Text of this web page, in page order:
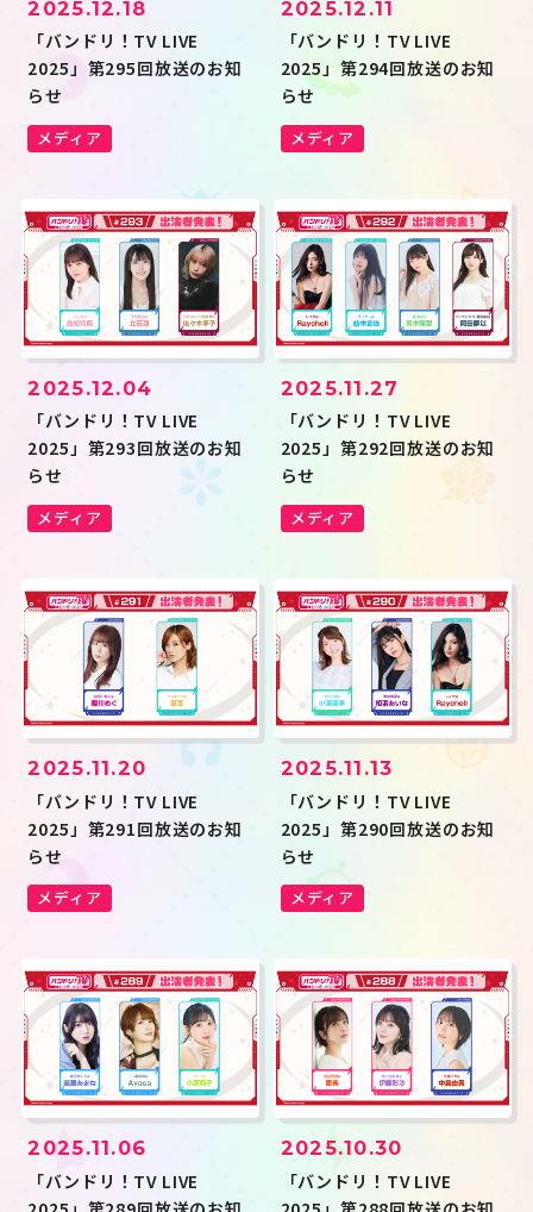
2025.12.18
メディア
「バンドリ！TV LIVE
2025」第295回放送のお知
らせ
2025.12.11
メディア
「バンドリ！TV LIVE
2025」第294回放送のお知
らせ
2025.12.04
メディア
「バンドリ！TV LIVE
2025」第293回放送のお知
らせ
2025.11.27
メディア
「バンドリ！TV LIVE
2025」第292回放送のお知
らせ
2025.11.20
メディア
「バンドリ！TV LIVE
2025」第291回放送のお知
らせ
2025.11.13
メディア
「バンドリ！TV LIVE
2025」第290回放送のお知
らせ
2025.11.06
「バンドリ！TV LIVE
2025.10.30
「バンドリ！TV LIVE